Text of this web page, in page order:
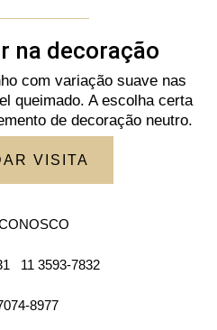
na decoração
com variação suave nas
queimado. A escolha certa
de decoração neutro.
VISITA
11 3593-7832
8977